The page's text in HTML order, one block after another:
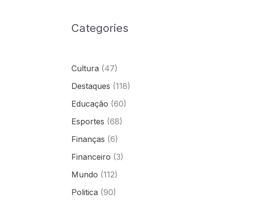
Categories
Cultura (47)
Destaques (118)
Educação (60)
Esportes (68)
Finanças (6)
Financeiro (3)
Mundo (112)
Politica (90)